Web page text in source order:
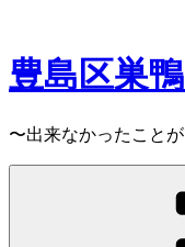
テ
ン
へ
豊島区巣
〜出来なかったこと